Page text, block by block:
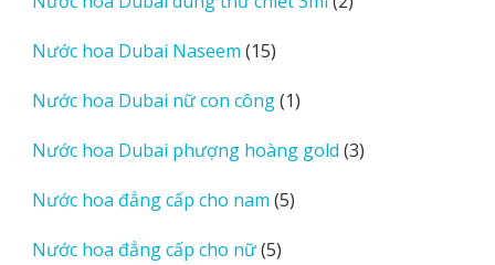
phẩm
Nước hoa Dubai Naseem 1515
phẩm
Nước hoa Dubai nữ con công 11
phẩm
Nước hoa Dubai phượng hoàng gold 33
Nước hoa đẳng cấp cho nam 55
Nước hoa đẳng cấp cho nữ 55